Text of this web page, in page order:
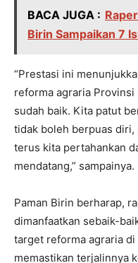
BACA JUGA :
Birin Sampaikan 7
“Prestasi ini
reforma agraria Provinsi
sudah baik. Kita patut
tidak boleh berpuas
terus kita pertahankan
mendatang,” sampainya.
Paman Birin berharap,
dimanfaatkan sebaik-
target reforma agraria
memastikan terjalinnya